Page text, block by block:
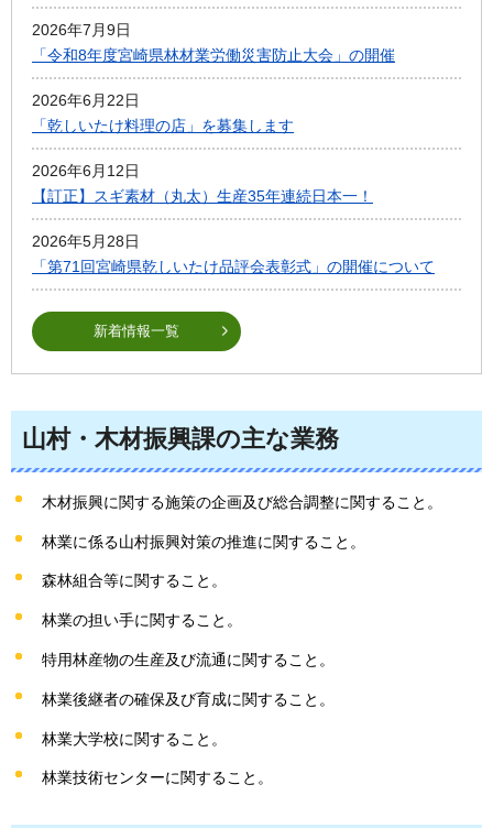
2026年7月9日
「令和8年度宮崎県林材業労働災害防止大会」の開催
2026年6月22日
「乾しいたけ料理の店」を募集します
2026年6月12日
【訂正】スギ素材（丸太）生産35年連続日本一！
2026年5月28日
「第71回宮崎県乾しいたけ品評会表彰式」の開催について
新着情報一覧
山村・木材振興課の主な業務
木材振興に関する施策の企画及び総合調整に関すること。
林業に係る山村振興対策の推進に関すること。
森林組合等に関すること。
林業の担い手に関すること。
特用林産物の生産及び流通に関すること。
林業後継者の確保及び育成に関すること。
林業大学校に関すること。
林業技術センターに関すること。